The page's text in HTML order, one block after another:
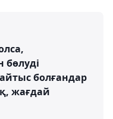
бөлуді
болғандар
жағдай